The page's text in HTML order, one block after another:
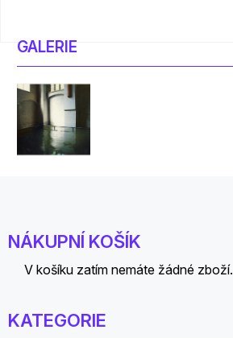
GALERIE
NÁKUPNÍ KOŠÍK
V košíku zatím nemáte žádné zboží.
KATEGORIE